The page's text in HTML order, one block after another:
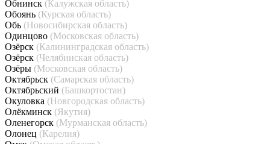
Обнинск (Калужская область)
Обоянь (Курская область)
Обь (Новосибирская область)
Одинцово (Московская область)
Озёрск (Калининградская область)
Озёрск (Челябинская область)
Озёры (Московская область)
Октябрьск (Самарская область)
Октябрьский (Башкортостан)
Окуловка (Новгородская область)
Олёкминск (Якутия)
Оленегорск (Мурманская область)
Олонец (Карелия)